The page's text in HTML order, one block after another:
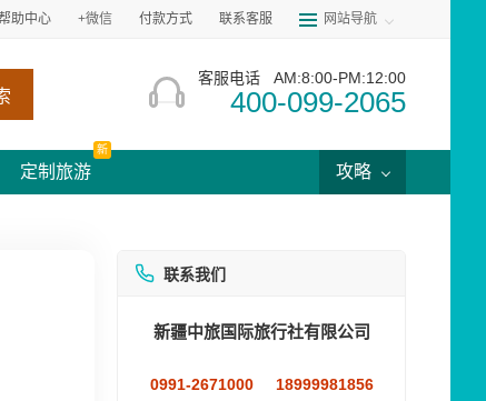
助中心 +微信 付款方式 联系客服 网站导航
客服电话 AM:8:00-PM:12:00
400-099-2065
定制旅游
新
攻略
联系我们
新疆中旅国际旅行社有限公司
0991-2671000 18999981856